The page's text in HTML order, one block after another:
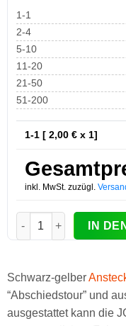
1-1
2-4
5-10
11-20
21-50
51-200
1-1 [ 2,00€ x 1]
inkl. MwSt. zuzügl.
JGA-Buttons
IN
Schwarz-gelber
“Abschiedstour” und
ausgestattet kann die